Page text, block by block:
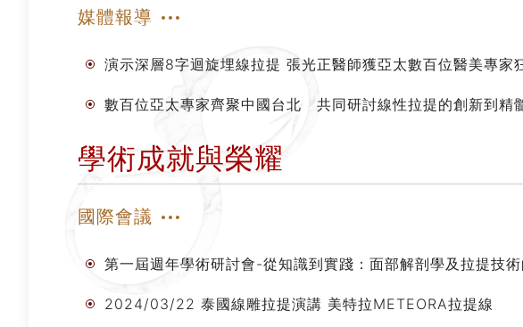
媒體報導
演示深層8字迴旋埋線拉提 張光正醫師獲亞太數百位醫美專家
數百位亞太專家齊聚中國台北 共同研討線性拉提的創新到精
學術成就與榮耀
國際會議
第一屆週年學術研討會-從知識到實踐：面部解剖學及拉提技
2024/03/22 泰國線雕拉提演講 美特拉METEORA拉提線